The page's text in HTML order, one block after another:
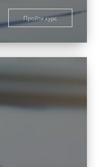
Пройти курс